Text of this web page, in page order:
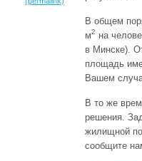
В общем
м2 на
в Минске).
площадь
Вашем
В то же
решения.
жилищной
сообщите